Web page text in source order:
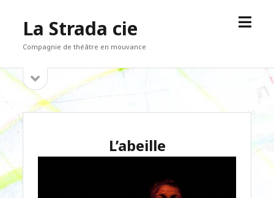
La Strada cie
Compagnie de théâtre en mouvance
open
Sidebar
sidebar
L’abeille